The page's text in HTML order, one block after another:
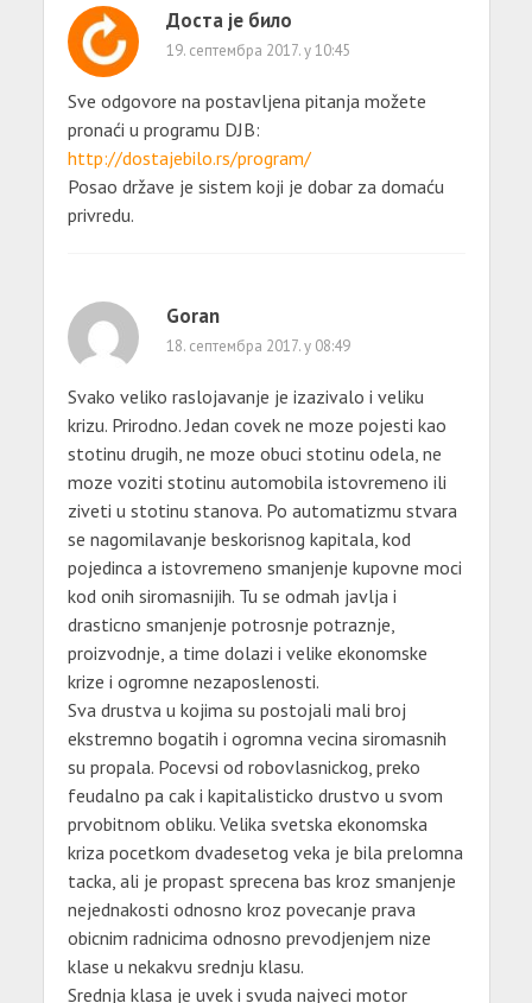
Доста је било
19. септембра 2017. у 10:45
Sve odgovore na postavljena pitanja možete
pronaći u programu DJB:
http://dostajebilo.rs/program/
Posao države je sistem koji je dobar za domaću
privredu.
Goran
18. септембра 2017. у 08:49
Svako veliko raslojavanje je izazivalo i veliku
krizu. Prirodno. Jedan covek ne moze pojesti kao
stotinu drugih, ne moze obuci stotinu odela, ne
moze voziti stotinu automobila istovremeno ili
ziveti u stotinu stanova. Po automatizmu stvara
se nagomilavanje beskorisnog kapitala, kod
pojedinca a istovremeno smanjenje kupovne moci
kod onih siromasnijih. Tu se odmah javlja i
drasticno smanjenje potrosnje potraznje,
proizvodnje, a time dolazi i velike ekonomske
krize i ogromne nezaposlenosti.
Sva drustva u kojima su postojali mali broj
ekstremno bogatih i ogromna vecina siromasnih
su propala. Pocevsi od robovlasnickog, preko
feudalno pa cak i kapitalisticko drustvo u svom
prvobitnom obliku. Velika svetska ekonomska
kriza pocetkom dvadesetog veka je bila prelomna
tacka, ali je propast sprecena bas kroz smanjenje
nejednakosti odnosno kroz povecanje prava
obicnim radnicima odnosno prevodjenjem nize
klase u nekakvu srednju klasu.
Srednja klasa je uvek i svuda najveci motor